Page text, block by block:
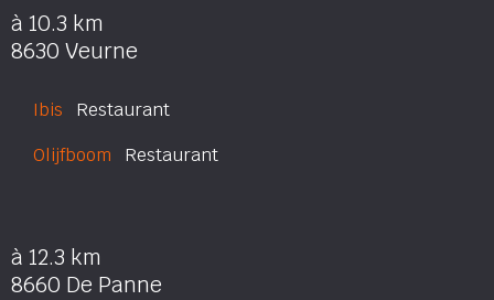
à 10.3 km
8630 Veurne
Ibis Restaurant
Olijfboom Restaurant
à 12.3 km
8660 De Panne